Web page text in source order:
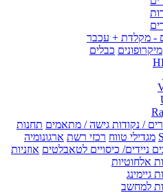
- מקלדת + עכבר
מיקרופונים כבלים
/ נקודות גישה / מתאמים תחנות
מגדילי טווח רכזי רשת ארגונומיה
ניידים/ כיסויים לטאבלטים אוזניות
אלחוטיות
גיימינג
למחשב